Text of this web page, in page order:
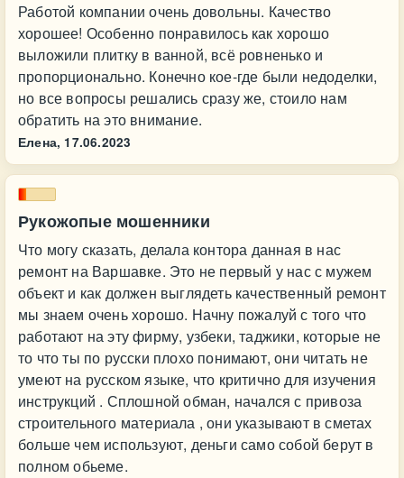
Работой компании очень довольны. Качество
хорошее! Особенно понравилось как хорошо
выложили плитку в ванной, всё ровненько и
пропорционально. Конечно кое-где были недоделки,
но все вопросы решались сразу же, стоило нам
обратить на это внимание.
Елена, 17.06.2023
Рукожопые мошенники
Что могу сказать, делала контора данная в нас
ремонт на Варшавке. Это не первый у нас с мужем
объект и как должен выглядеть качественный ремонт
мы знаем очень хорошо. Начну пожалуй с того что
работают на эту фирму, узбеки, таджики, которые не
то что ты по русски плохо понимают, они читать не
умеют на русском языке, что критично для изучения
инструкций . Сплошной обман, начался с привоза
строительного материала , они указывают в сметах
больше чем используют, деньги само собой берут в
полном обьеме.